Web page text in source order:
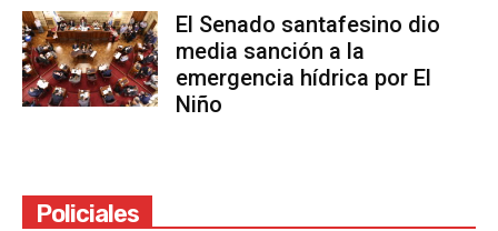
El Senado santafesino dio
media sanción a la
emergencia hídrica por El
Niño
Policiales